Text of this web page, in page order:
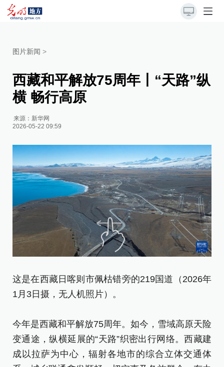
图片新闻 >
西藏和平解放75周年丨“天路”纵
横 畅行高原
来源： 新华网
2026-05-22 09:59
这是在西藏日喀则市佩枯错旁的219国道（2026年
1月3日摄，无人机照片）。
今年是西藏和平解放75周年。如今，雪域高原天险
变通途，纵横延展的“天路”织密出行网络。西藏建
成以拉萨为中心，辐射各地市的综合立体交通体